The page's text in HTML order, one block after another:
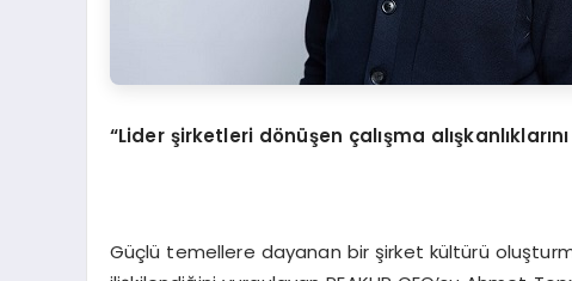
“Lider şirketleri dönüşen çalışma al
Güçlü temellere dayanan bir şirket kültürü